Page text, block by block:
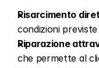
Risarcimento
condizioni
Riparazione
che permette al